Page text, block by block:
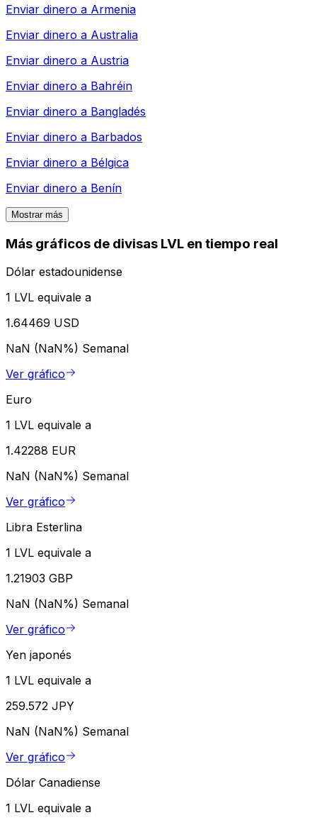
Enviar dinero a Armenia
Enviar dinero a Australia
Enviar dinero a Austria
Enviar dinero a Bahréin
Enviar dinero a Bangladés
Enviar dinero a Barbados
Enviar dinero a Bélgica
Enviar dinero a Benín
Mostrar más
Más gráficos de divisas LVL en tiempo real
Dólar estadounidense
1 LVL equivale a
1.64469 USD
NaN (NaN%) Semanal
Ver gráfico
Euro
1 LVL equivale a
1.42288 EUR
NaN (NaN%) Semanal
Ver gráfico
Libra Esterlina
1 LVL equivale a
1.21903 GBP
NaN (NaN%) Semanal
Ver gráfico
Yen japonés
1 LVL equivale a
259.572 JPY
NaN (NaN%) Semanal
Ver gráfico
Dólar Canadiense
1 LVL equivale a